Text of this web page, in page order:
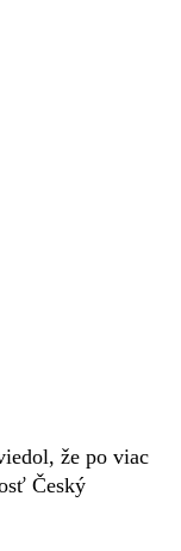
že po viac
Český